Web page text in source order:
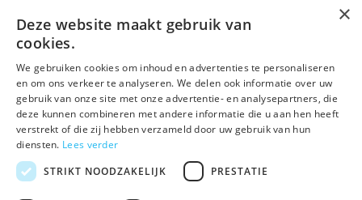
aanbiedingen.
Abonneer
×
Deze website maakt gebruik van
cookies.
We gebruiken cookies om inhoud en advertenties te personaliseren
en om ons verkeer te analyseren. We delen ook informatie over uw
gebruik van onze site met onze advertentie- en analysepartners, die
deze kunnen combineren met andere informatie die u aan hen heeft
verstrekt of die zij hebben verzameld door uw gebruik van hun
diensten. Lees verder
STRIKT NOODZAKELIJK
PRESTATIE